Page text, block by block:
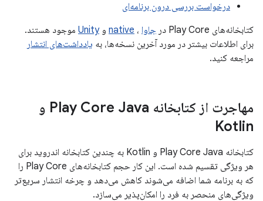
درخواست بررسی درون برنامه‌ای
کتابخانه‌های Play Core در
جاوا ، native وUnity موجود هستند.
برای اطلاعات بیشتر در مورد آخرین نسخه‌ها، به یادداشت‌های انتشار
مراجعه کنید.
مهاجرت از کتابخانه Play Core Java و
Kotlin
کتابخانه Play Core Java و Kotlin به چندین کتابخانه اندروید برای
هر ویژگی تقسیم شده است. این کار حجم کتابخانه‌های Play Core را
که به برنامه شما اضافه می‌شوند کاهش می‌دهد و چرخه انتشار سریع‌تر
ویژگی‌های منحصر به فرد را امکان‌پذیر می‌سازد.